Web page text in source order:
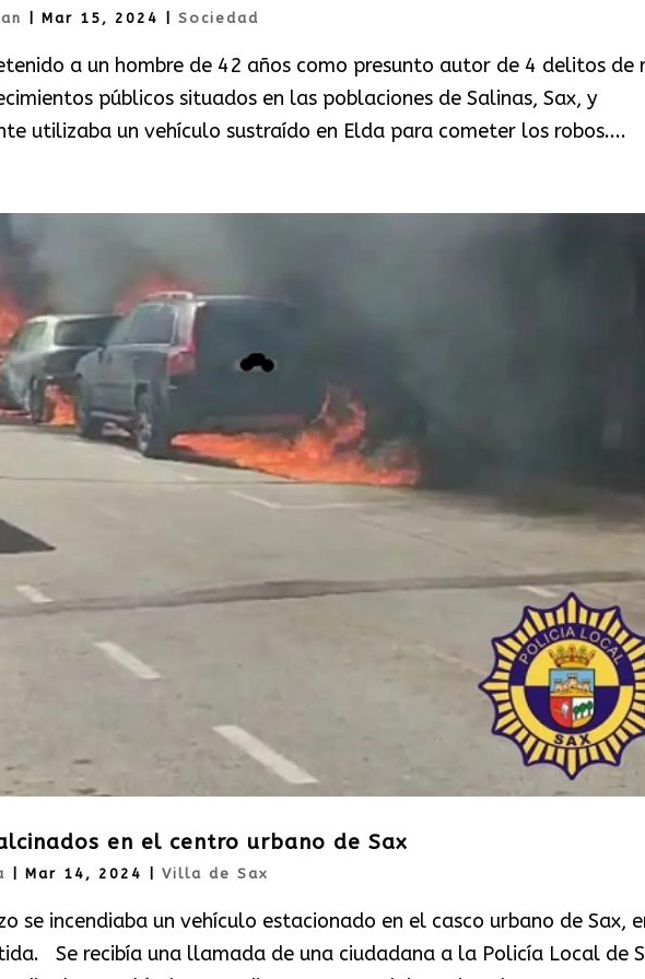
Mar 15, 2024 Sociedad
a un hombre de 42 años como presunto autor de 4 delitos de
públicos situados en las poblaciones de Salinas, Sax, y
utilizaba un vehículo sustraído en Elda para cometer los robos....
en el centro urbano de Sax
Mar 14, 2024 Villa de Sax
se incendiaba un vehículo estacionado en el casco urbano de Sax,
Se recibía una llamada de una ciudadana a la Policía Local de